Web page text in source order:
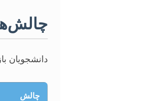
دانشجویان
چالش